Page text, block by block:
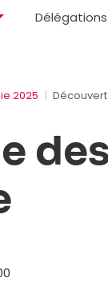
Délégations
2025